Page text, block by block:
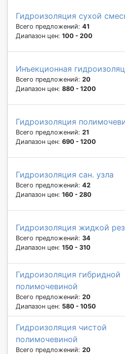
Гидроизоляция сухой
Всего предложений: 41
Диапазон цен: 100 - 200
Инъекционная
Всего предложений: 20
Диапазон цен: 880 - 1200
Гидроизоляция
Всего предложений: 21
Диапазон цен: 690 - 1200
Гидроизоляция сан. узла
Всего предложений: 42
Диапазон цен: 160 - 280
Гидроизоляция жидкой
Всего предложений: 34
Диапазон цен: 150 - 310
Гидроизоляция гибридной
полимочевиной
Всего предложений: 20
Диапазон цен: 580 - 1050
Гидроизоляция чистой
полимочевиной
Всего предложений: 20